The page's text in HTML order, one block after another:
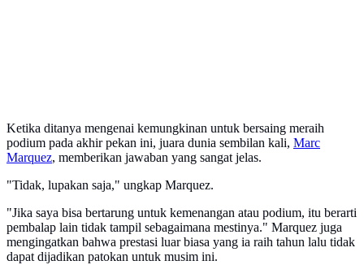
Ketika ditanya mengenai kemungkinan untuk bersaing meraih
podium pada akhir pekan ini, juara dunia sembilan kali, Marc
Marquez, memberikan jawaban yang sangat jelas.
"Tidak, lupakan saja," ungkap Marquez.
"Jika saya bisa bertarung untuk kemenangan atau podium, itu berarti
pembalap lain tidak tampil sebagaimana mestinya." Marquez juga
mengingatkan bahwa prestasi luar biasa yang ia raih tahun lalu tidak
dapat dijadikan patokan untuk musim ini.